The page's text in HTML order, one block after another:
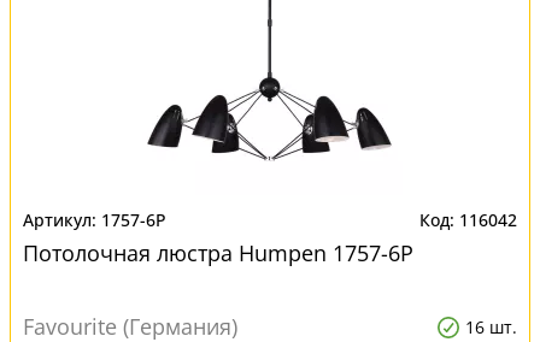
1757-6P 116042
Потолочная люстра Humpen 1757-6P
Favourite (Германия) 16 шт.